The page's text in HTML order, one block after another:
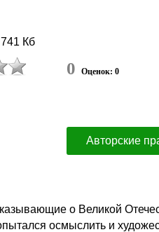
741 Кб
0 Оценок: 0
Авторские
о Великой
осмыслить и